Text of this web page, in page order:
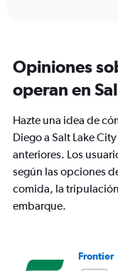
horarios
de
Range:
7
categories.
The
chart
has
1
values.
Opiniones
operan en
Hazte una idea de
Diego a Salt Lake
anteriores. Los
según las opciones
comida, la
embarque.
Frontier